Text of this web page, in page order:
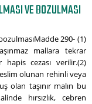
VE BOZULMASI
290- (1)
mallara tekrar
cezası verilir.(2)
olunan rehinli veya
olan taşınır malın bu
hırsızlık, cebren